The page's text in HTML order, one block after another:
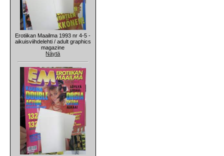
Erotiikan Maailma 1993 nr 4-5 -
aikuisviihdelehti / adult graphics
magazine
Näytä